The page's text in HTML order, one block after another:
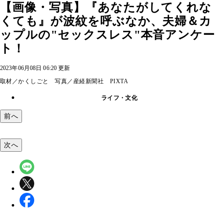
【画像・写真】『あなたがしてくれな
くても』が波紋を呼ぶなか、夫婦＆カ
ップルの"セックスレス"本音アンケー
ト！
2023年06月08日 06:20 更新
取材／かくしごと 写真／産経新聞社 PIXTA
ライフ・文化
前へ
次へ